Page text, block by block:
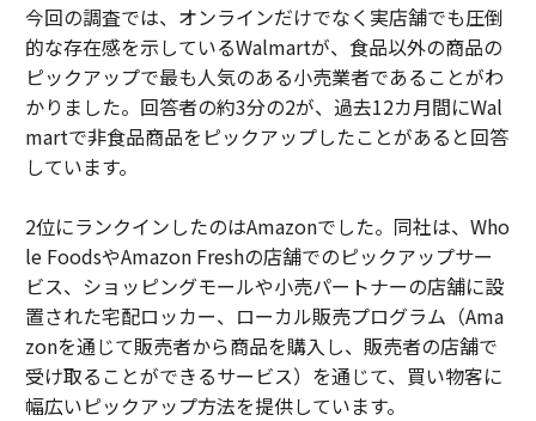
今回の調査では、オンラインだけでなく実店舗でも圧倒
的な存在感を示しているWalmartが、食品以外の商品の
ピックアップで最も人気のある小売業者であることがわ
かりました。回答者の約3分の2が、過去12カ月間にWal
martで非食品商品をピックアップしたことがあると回答
しています。
2位にランクインしたのはAmazonでした。同社は、Who
le FoodsやAmazon Freshの店舗でのピックアップサー
ビス、ショッピングモールや小売パートナーの店舗に設
置された宅配ロッカー、ローカル販売プログラム（Ama
zonを通じて販売者から商品を購入し、販売者の店舗で
受け取ることができるサービス）を通じて、買い物客に
幅広いピックアップ方法を提供しています。